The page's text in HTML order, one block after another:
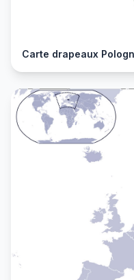
Carte drapeaux